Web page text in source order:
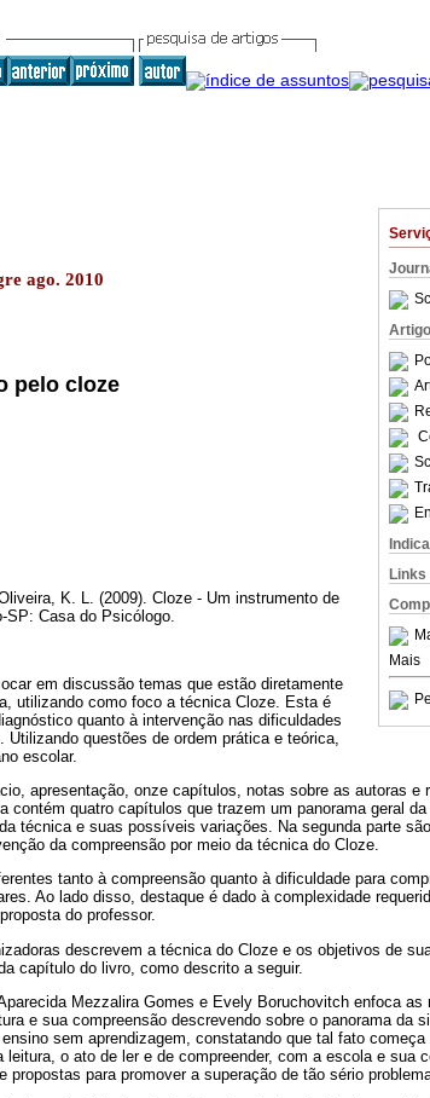
Artigo
Mais
ago. 2010
pelo cloze
K. L. (2009). Cloze - Um instrumento de
Casa do Psicólogo.
em discussão temas que estão diretamente
utilizando como foco a técnica Cloze. Esta é
quanto à intervenção nas dificuldades
questões de ordem prática e teórica,
escolar.
apresentação, onze capítulos, notas sobre as autoras e
contém quatro capítulos que trazem um panorama geral
técnica e suas possíveis variações. Na segunda parte
da compreensão por meio da técnica do Cloze.
tanto à compreensão quanto à dificuldade para
Ao lado disso, destaque é dado à complexidade
do professor.
descrevem a técnica do Cloze e os objetivos de
capítulo do livro, como descrito a seguir.
Mezzalira Gomes e Evely Boruchovitch enfoca
e sua compreensão descrevendo sobre o panorama da
sem aprendizagem, constatando que tal fato
o ato de ler e de compreender, com a escola e sua
propostas para promover a superação de tão sério